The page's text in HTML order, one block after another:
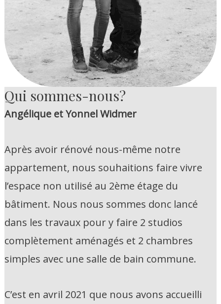
Qui sommes-nous?
Angélique et Yonnel Widmer
Après avoir rénové nous-même notre
appartement, nous souhaitions faire vivre
l’espace non utilisé au 2ème étage du
bâtiment. Nous nous sommes donc lancé
dans les travaux pour y faire 2 studios
complètement aménagés et 2 chambres
simples avec une salle de bain commune.
C’est en avril 2021 que nous avons accueilli